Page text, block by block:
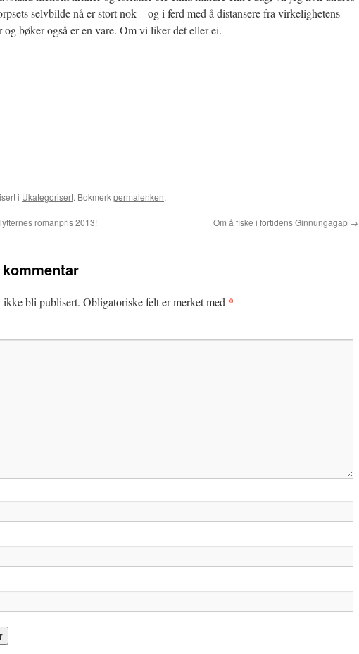
selvbilde nå er stort nok – og i ferd med å distansere fra virkelighetens
og bøker også er en vare. Om vi liker det eller ei.
i Ukategorisert. Bokmerkpermalenken.
romanpris 2013! Om å fiske i fortidens Ginnungagap →
ikke bli publisert. Obligatoriske felt er merket med *